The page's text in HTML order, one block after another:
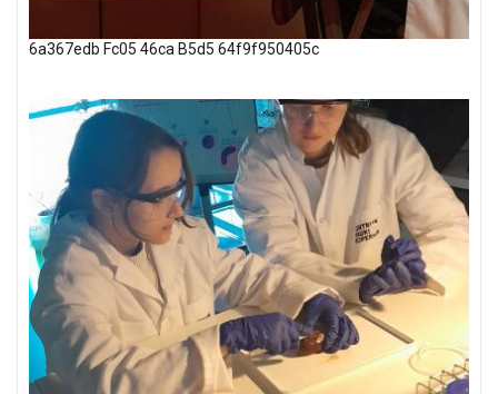
6a367edb Fc05 46ca B5d5 64f9f950405c